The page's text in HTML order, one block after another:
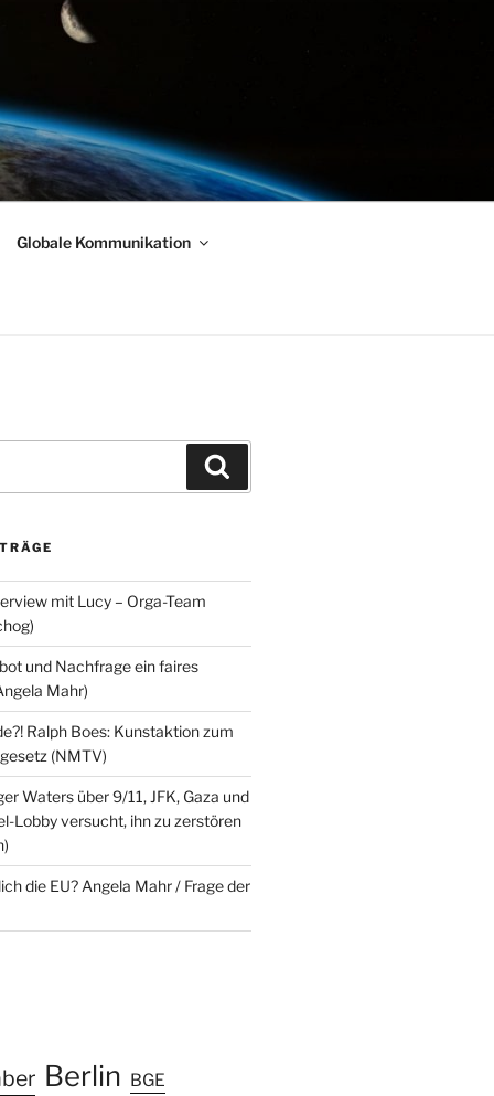
Globale Kommunikation
mit Lucy – Orga-Team
und Nachfrage ein faires
Mahr)
Ralph Boes: Kunstaktion zum
(NMTV)
Waters über 9/11, JFK, Gaza und
Lobby versucht, ihn zu zerstören
die EU? Angela Mahr / Frage der
Berlin BGE